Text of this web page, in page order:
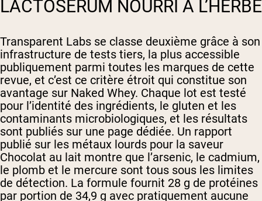
LACTOSÉRUM NOURRI À L’HERBE
Transparent Labs se classe deuxième grâce à son
infrastructure de tests tiers, la plus accessible
publiquement parmi toutes les marques de cette
revue, et c’est ce critère étroit qui constitue son
avantage sur Naked Whey. Chaque lot est testé
pour l’identité des ingrédients, le gluten et les
contaminants microbiologiques, et les résultats
sont publiés sur une page dédiée. Un rapport
publié sur les métaux lourds pour la saveur
Chocolat au lait montre que l’arsenic, le cadmium,
le plomb et le mercure sont tous sous les limites
de détection. La formule fournit 28 g de protéines
par portion de 34,9 g avec pratiquement aucune